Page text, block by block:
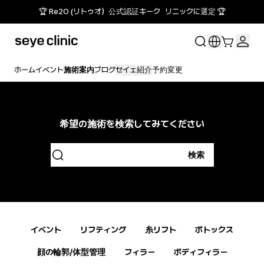
🏆 Re2O (リトゥオ）公式認証キーク リニックに選定 🏆
ホームイベント施術案内ブログセイェ紹介予約変更
希望の施術を検索してみてください
検索
イベント リフティング 糸リフト ボトックス
顔の輪郭/体型管理 フィラー ボディフィラー